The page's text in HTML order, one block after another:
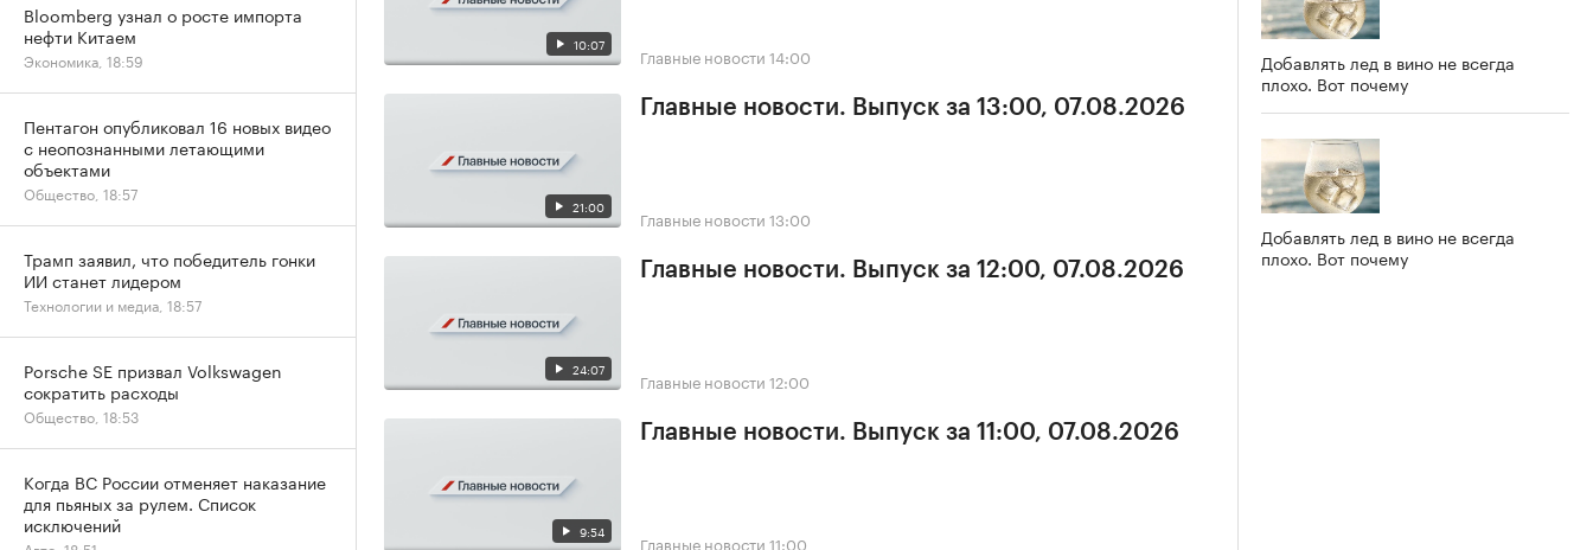
10:07 Главные новости 14:00
21:00
Главные новости. Выпуск за 13:00, 07.08.2026
Главные новости 13:00
24:07
Главные новости. Выпуск за 12:00, 07.08.2026
Главные новости 12:00
9:54
Главные новости. Выпуск за 11:00, 07.08.2026
Главные новости 11:00
Добавлять лед в вино не всегда
плохо. Вот почему
Добавлять лед в вино не всегда
плохо. Вот почему
Bloomberg узнал о росте импорта
нефти Китаем
Экономика, 18:59
Пентагон опубликовал 16 новых видео
с неопознанными летающими
объектами
Общество, 18:57
Трамп заявил, что победитель гонки
ИИ станет лидером
Технологии и медиа, 18:57
Porsche SE призвал Volkswagen
сократить расходы
Общество, 18:53
Когда ВС России отменяет наказание
для пьяных за рулем. Список
исключений